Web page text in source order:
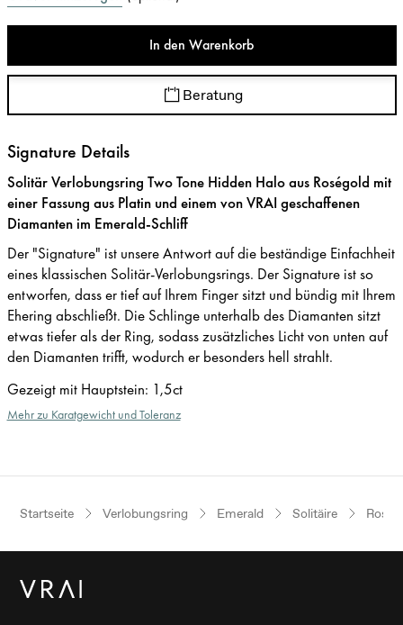
In den Warenkorb
Beratung
Signature Details
Solitär Verlobungsring Two Tone Hidden Halo aus Roségold mit
einer Fassung aus Platin und einem von VRAI geschaffenen
Diamanten im Emerald-Schliff
Der "Signature" ist unsere Antwort auf die beständige Einfachheit
eines klassischen Solitär-Verlobungsrings. Der Signature ist so
entworfen, dass er tief auf Ihrem Finger sitzt und bündig mit Ihrem
Ehering abschließt. Die Schlinge unterhalb des Diamanten sitzt
etwas tiefer als der Ring, sodass zusätzliches Licht von unten auf
den Diamanten trifft, wodurch er besonders hell strahlt.
Gezeigt mit Hauptstein: 1,5ct
Mehr zu Karatgewicht und Toleranz
Startseite Verlobungsring Emerald Solitäire